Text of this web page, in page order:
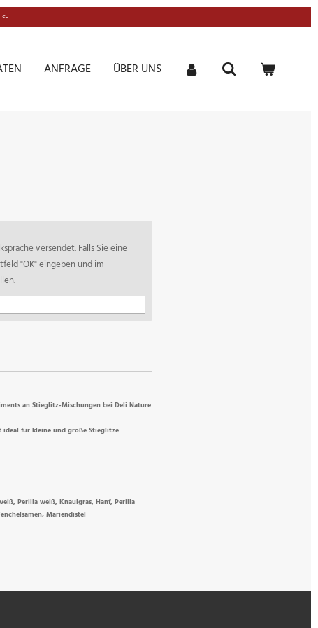
<-
ANFRAGE ÜBER UNS
versendet. Falls Sie eine
"OK" eingeben und im
an Stieglitz-Mischungen bei Deli Nature
ideal für kleine und große Stieglitze.
Perilla weiß, Knaulgras, Hanf, Perilla
Mariendistel